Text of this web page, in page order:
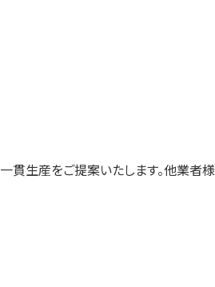
生産をご提案いたします。他業者